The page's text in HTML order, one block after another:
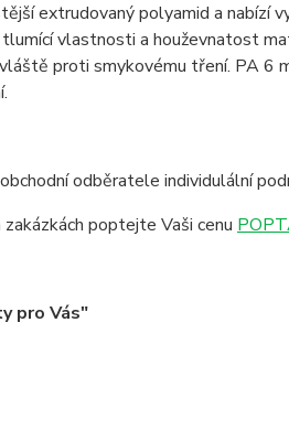
extrudovaný polyamid a nabízí
vlastnosti a houževnatost
proti smykovému tření. PA 6
odběratele individulální
poptejte Vaši cenu
pro Vás"